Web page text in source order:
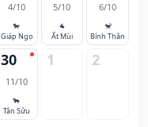
4/10
🐎
Giáp Ngọ
5/10
🐐
Ất Mùi
6/10
🐒
Bính Thân
30
11/10
🐂
Tân Sửu
1 2